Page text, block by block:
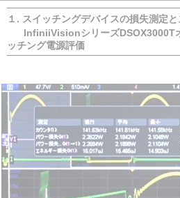
１. スイッチングデバイスの損失測定
InfiniiVisionシリーズDSOX3000T
ッチング電源評価